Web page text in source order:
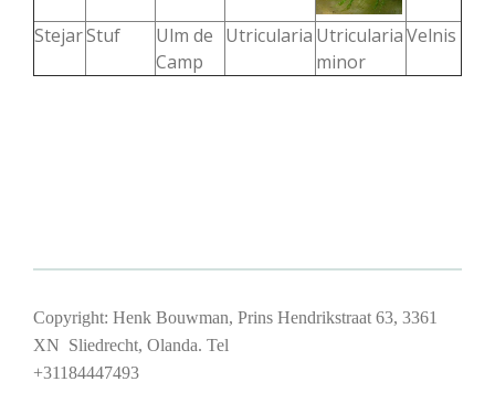
StejarStuf
Ulm de
Camp
Utricularia Utricularia
minor
Velnis
Copyright: Henk Bouwman, Prins Hendrikstraat 63, 3361
XN Sliedrecht, Olanda. Tel
+31184447493